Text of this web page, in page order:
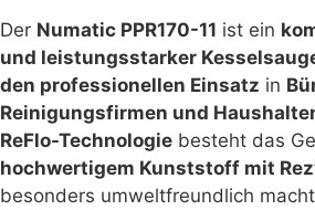
Der Numatic PPR170-11 ist ein
und leistungsstarker
den professionellen Einsatz in
Reinigungsfirmen und
ReFlo-Technologie besteht das
hochwertigem Kunststoff mit
besonders umweltfreundlich